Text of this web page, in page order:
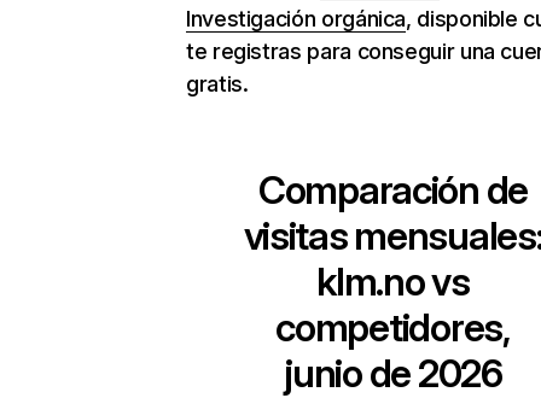
Investigación orgánica, disponible
te registras para conseguir una
gratis.
Comparación de
visitas
klm.novs
competidores,
junio de 2026